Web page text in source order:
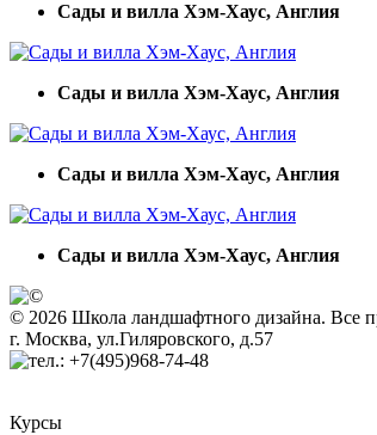
Сады и вилла Хэм-Хаус, Англия
Сады и вилла Хэм-Хаус, Англия
Сады и вилла Хэм-Хаус, Англия
Сады и вилла Хэм-Хаус, Англия
© 2026 Школа ландшафтного дизайна. Все
г. Москва, ул.Гиляровского, д.57
+7(495)968-74-48
Курсы